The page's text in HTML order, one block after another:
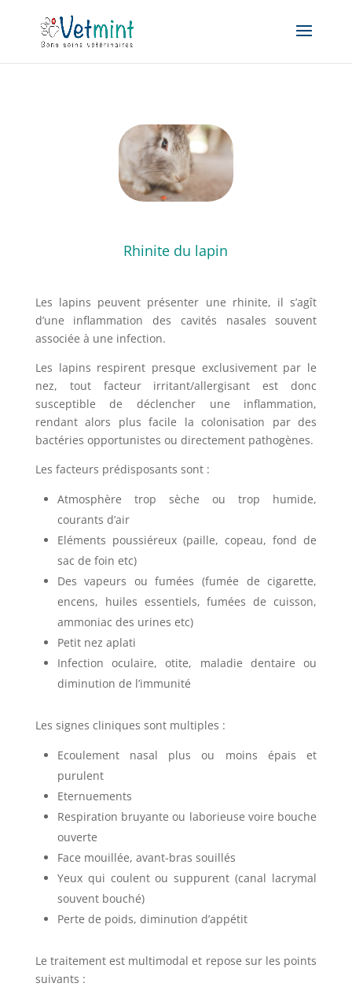
Rhinite du lapin
Les lapins peuvent présenter une rhinite, il s’agît
d’une inflammation des cavités nasales souvent
associée à une infection.
Les lapins respirent presque exclusivement par le
nez, tout facteur irritant/allergisant est donc
susceptible de déclencher une inflammation,
rendant alors plus facile la colonisation par des
bactéries opportunistes ou directement pathogènes.
Les facteurs prédisposants sont :
Atmosphère trop sèche ou trop humide,
courants d’air
Eléments poussiéreux (paille, copeau, fond de
sac de foin etc)
Des vapeurs ou fumées (fumée de cigarette,
encens, huiles essentiels, fumées de cuisson,
ammoniac des urines etc)
Petit nez aplati
Infection oculaire, otite, maladie dentaire ou
diminution de l’immunité
Les signes cliniques sont multiples :
Ecoulement nasal plus ou moins épais et
purulent
Eternuements
Respiration bruyante ou laborieuse voire bouche
ouverte
Face mouillée, avant-bras souillés
Yeux qui coulent ou suppurent (canal lacrymal
souvent bouché)
Perte de poids, diminution d’appétit
Le traitement est multimodal et repose sur les points
suivants :